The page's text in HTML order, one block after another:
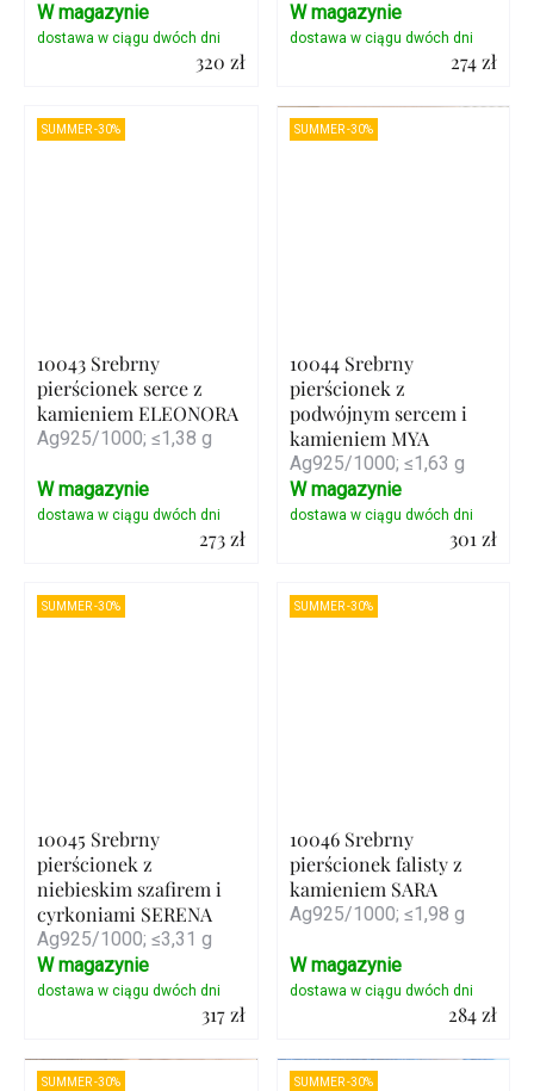
320 zł
W magazynie
274 zł
Szczegóły
W magazynie
SUMMER -30%
10043 Srebrny
pierścionek serce z
kamieniem ELEONORA
Ag925/1000; ≤1,38 g
273 zł
W magazynie
SUMMER -30%
10044 Srebrny
pierścionek z
podwójnym sercem i
kamieniem MYA
Ag925/1000; ≤1,63 g
301 zł
W magazynie
SUMMER -30%
10045 Srebrny
pierścionek z
niebieskim szafirem i
cyrkoniami SERENA
Ag925/1000; ≤3,31 g
317 zł
Szczegóły
W magazynie
SUMMER -30%
10046 Srebrny
pierścionek falisty z
kamieniem SARA
Ag925/1000; ≤1,98 g
284 zł
Szczegóły
W magazynie
SUMMER -30% SUMMER -30%